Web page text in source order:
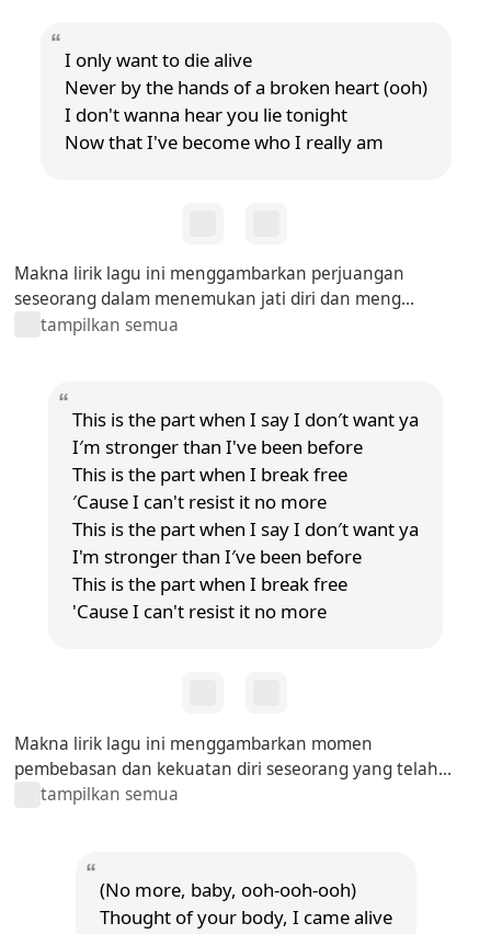
I only want to die alive
Never by the hands of a broken heart (ooh)
I don't wanna hear you lie tonight
Now that I've become who I really am
Makna lirik lagu ini menggambarkan perjuangan
seseorang dalam menemukan jati diri dan meng...
tampilkan semua
This is the part when I say I don′t want ya
I′m stronger than I've been before
This is the part when I break free
′Cause I can't resist it no more
This is the part when I say I don′t want ya
I'm stronger than I′ve been before
This is the part when I break free
'Cause I can't resist it no more
Makna lirik lagu ini menggambarkan momen
pembebasan dan kekuatan diri seseorang yang telah...
tampilkan semua
(No more, baby, ooh-ooh-ooh)
Thought of your body, I came alive